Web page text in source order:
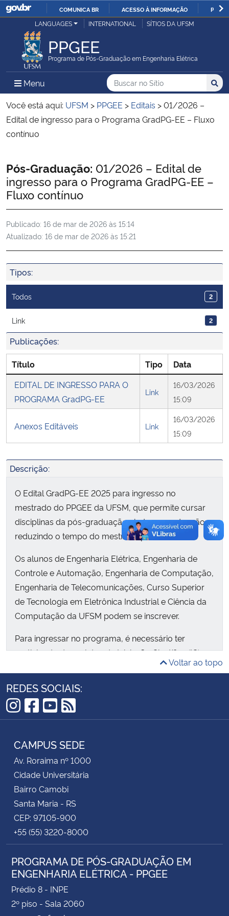
IR
COMUNICA BR ACESSO À INFORMAÇÃO
Ministério da Justiça e Segurança Pública
Ministério da Defesa
Ministério das Relações Exteriores
Ministério da Economia
Ministério da Agricultura, Pecuária e Abastecimento
Ministério da Educação
Ministério da Cidadania
Ministério da Saúde
Ministério da Ciência, Tecnologia, Inovações e Comunicações
Ministério do Meio Ambiente
Ministério do Turismo
Ministério do Desenvolvimento Regional
Controladoria-Geral da União
Secretaria de Governo
Gabinete de Segurança Institucional
Advocacia-Geral da União
Banco Central do Brasil
Planalto
LANGUAGES INTERNATIONAL SÍTIOS DA UFSM
PPGEE
Programa de Pós-Graduação em Engenharia Elétrica
Menu Menu Principal do Sítio
Busca
Buscar no no Sítio
Busca:
Você está aqui: UFSM > PPGEE > Editais >01/2026 –
Edital de ingresso para o Programa GradPG-EE – Fluxo
contínuo
Início do conteúdo
Pós-Graduação: 01/2026 – Edital de
ingresso para o Programa GradPG-EE –
Fluxo contínuo
Publicado: 16 de mar de 2026 às 15:14
Atualizado: 16 de mar de 2026 às 15:21
Tipos:
Todos 2
Link 2
Publicações:
Título Tipo
Data
EDITAL DE INGRESSO PARA O
PROGRAMA GradPG-EE
Link
16/03/2026
15:09
Anexos Editáveis Link
16/03/2026
15:09
Descrição:
O Edital GradPG-EE 2025 para ingresso no
mestrado do PPGEE da UFSM, que permite cursar
disciplinas da pós-graduação ainda na graduação,
reduzindo o tempo do mestrado para um ano.
Os alunos de Engenharia Elétrica, Engenharia de
Controle e Automação, Engenharia de Computação,
Engenharia de Telecomunicações, Curso Superior
de Tecnologia em Eletrônica Industrial e Ciência da
Computação da UFSM podem se inscrever.
Para ingressar no programa, é necessário ter
participado de projetos de Iniciação Científica (IC) ou
Tecnológica (IT) na UFSM por no mínimo 12 meses,
graduação ou MGA superior a 8,0, e ter cumprido
ao menos 50% da carga horária obrigatória da
adicionais.
Para inscrição, os alunos deverão reunir a
documentação que consta no Edital e criar
processo eletrônico do tipo “Processo de inscrição e
matrícula no programa GradPG (134.111)” e anexar
todos os documentos solicitados nos itens III, IV e V.
Voltar ao topo
REDES SOCIAIS:
Instagram
Facebook
YouTube
RSS
CAMPUS SEDE
Av. Roraima nº 1000
Cidade Universitária
Bairro Camobi
Santa Maria - RS
CEP: 97105-900
+55 (55) 3220-8000
PROGRAMA DE PÓS-GRADUAÇÃO EM
ENGENHARIA ELÉTRICA - PPGEE
Prédio 8 - INPE
2º piso - Sala 2060